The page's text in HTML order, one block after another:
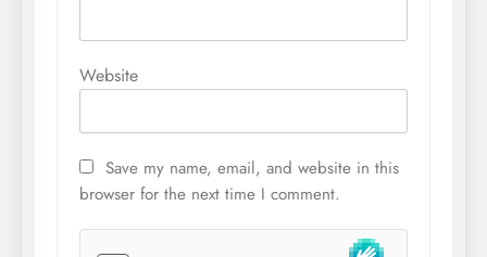
Website
Save my name, email, and website in this
browser for the next time I comment.